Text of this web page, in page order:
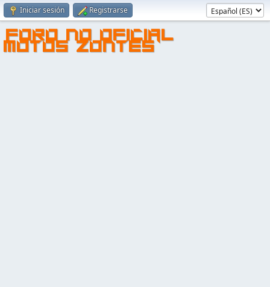
Iniciar sesión Registrarse
FORO NO OFICIAL
MOTOS ZONTES